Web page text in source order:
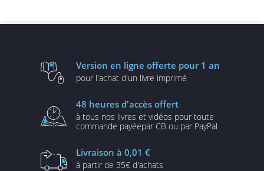
Version en ligne offerte pour 1 an
pour l'achat d'un livre imprimé
48 heures d'accès offert
à tous nos livres et vidéos pour toute
commande payéepar CB ou par PayPal
Livraison à 0,01 €
à partir de 35€ d'achats